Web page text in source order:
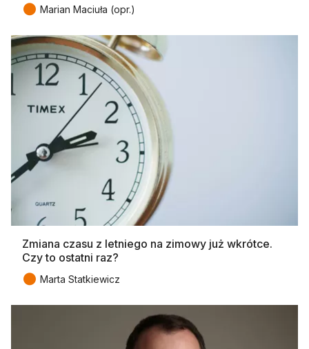
● Marian Maciuła (opr.)
Zmiana czasu z letniego na zimowy już wkrótce.
Czy to ostatni raz?
● Marta Statkiewicz